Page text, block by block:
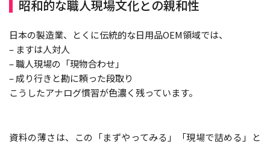
昭和的な職人現場文化との親和性
日本の製造業、とくに伝統的な日用品OEM領域では、
– ますは人対人
– 職人現場の「現物合わせ」
– 成り行きと勘に頼った段取り
こうしたアナログ慣習が色濃く残っています。
資料の薄さは、この「まずやってみる」「現場で詰める」と